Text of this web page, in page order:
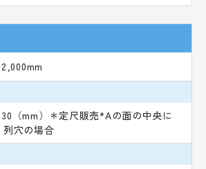
（mm）＊定尺販売*Aの面の中央に
列穴の場合